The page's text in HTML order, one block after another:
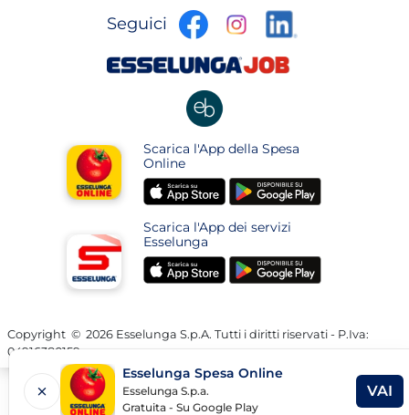
Seguici
apre
una
pagina
apre
una
in
pagina
in
una
nuova
pagina
Scarica l'App della Spesa
Online
apre
in
una
nuova
pagina
apre
in
una
nuova
pagina
Scarica l'App dei servizi
Esselunga
apre
in
nuova
apre
in
nuova
Copyright © 2026 Esselunga S.p.A. Tutti i diritti riservati - P.Iva:
04916380159
Esselunga Spesa Online
Esselunga S.p.a.
Gratuita - Su Google Play
VAI